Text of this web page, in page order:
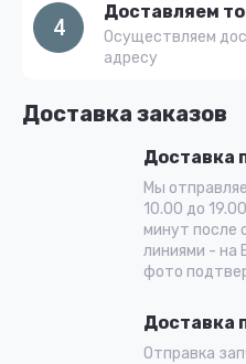
Доставка заказов
Доставка
Мы
10.00 до
минут после
линиями - на
фото
Доставка
Отправка
4
Доставляем
Осуществляем
адресу